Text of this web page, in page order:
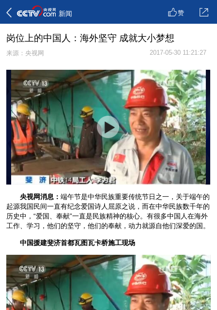
新闻 赞
岗位上的中国人：海外坚守 成就大小梦想
来源：央视网 2017-05-30 11:21:27
央视网消息：端午节是中华民族重要传统节日之一，关于端午的
起源我国民间一直有纪念爱国诗人屈原之说，而在中华民族数千年的
历史中，“爱国、奉献”一直是民族精神的核心。有很多中国人在海外
工作、学习，他们的坚守，他们的奉献，动力就源自他们深爱的国。
中国援建斐济首都瓦图瓦卡桥施工现场